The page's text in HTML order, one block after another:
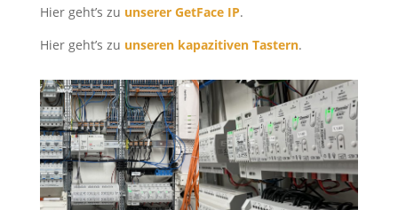
Hier geht’s zu unserer GetFace IP.
Hier geht’s zu unseren kapazitiven Tastern.